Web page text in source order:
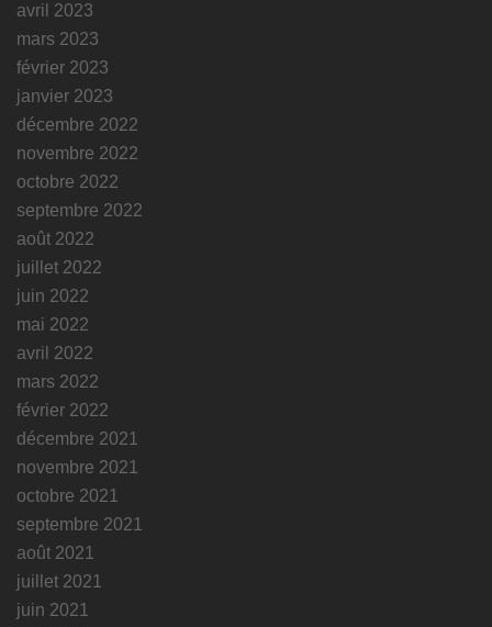
avril 2023
mars 2023
février 2023
janvier 2023
décembre 2022
novembre 2022
octobre 2022
septembre 2022
août 2022
juillet 2022
juin 2022
mai 2022
avril 2022
mars 2022
février 2022
décembre 2021
novembre 2021
octobre 2021
septembre 2021
août 2021
juillet 2021
juin 2021